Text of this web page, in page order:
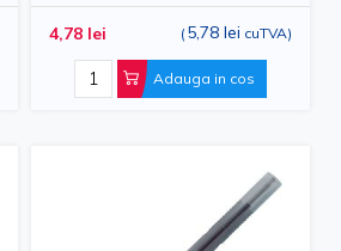
4,78 lei ( 5,78 lei cuTVA)
Adauga in cos